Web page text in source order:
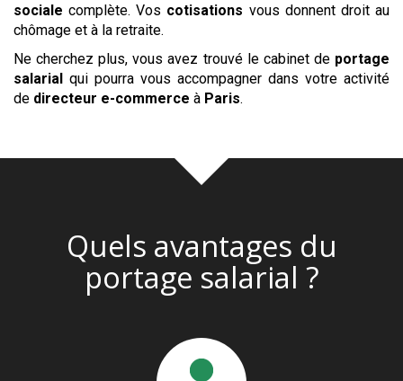
sociale complète. Vos cotisations vous donnent droit au
chômage et à la retraite.
Ne cherchez plus, vous avez trouvé le cabinet de portage
salarial qui pourra vous accompagner dans votre activité
de directeur e-commerce à Paris.
Quels avantages du
portage salarial ?